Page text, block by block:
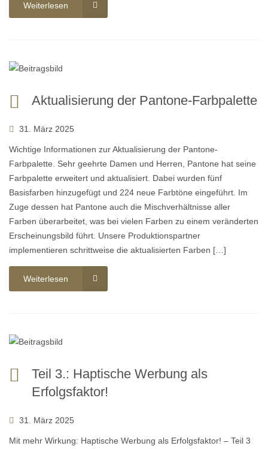
Weiterlesen
Aktualisierung der Pantone-Farbpalette
31. März 2025
Wichtige Informationen zur Aktualisierung der Pantone-
Farbpalette. Sehr geehrte Damen und Herren, Pantone hat seine
Farbpalette erweitert und aktualisiert. Dabei wurden fünf
Basisfarben hinzugefügt und 224 neue Farbtöne eingeführt. Im
Zuge dessen hat Pantone auch die Mischverhältnisse aller
Farben überarbeitet, was bei vielen Farben zu einem veränderten
Erscheinungsbild führt. Unsere Produktionspartner
implementieren schrittweise die aktualisierten Farben […]
Weiterlesen
Teil 3.: Haptische Werbung als
Erfolgsfaktor!
31. März 2025
Mit mehr Wirkung: Haptische Werbung als Erfolgsfaktor! – Teil 3